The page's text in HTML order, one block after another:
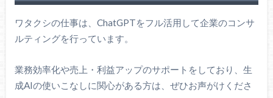
ワタクシの仕事は、ChatGPTをフル活用して企業のコンサ
ルティングを行っています。
業務効率化や売上・利益アップのサポートをしており、生
成AIの使いこなしに関心がある方は、ぜひお声がけくださ